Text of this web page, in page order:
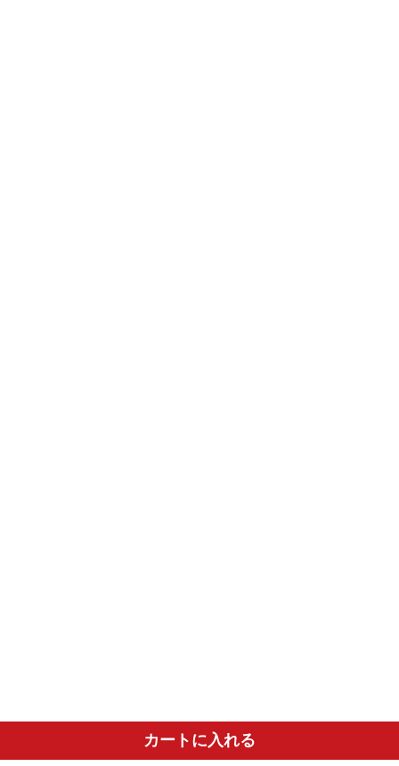
カートに入れる